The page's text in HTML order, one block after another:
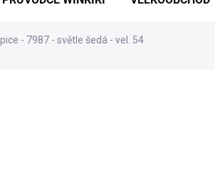
- 7987 - světle šedá - vel. 54